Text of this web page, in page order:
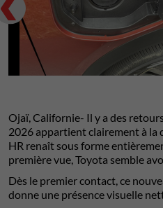
Previous
Ojaï, Californie- Il y a des
2026 appartient clairement à la
HR renaît sous forme
première vue, Toyota semble
Dès le premier contact, ce
donne une présence visuelle